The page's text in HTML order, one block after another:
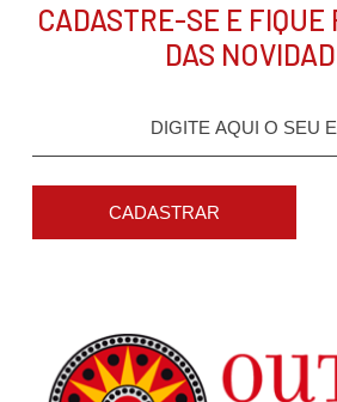
CADASTRE-SE E FIQUE
DAS
CADASTRAR